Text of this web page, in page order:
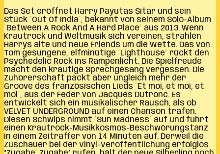
Das Set eröffnet Harry Payutas Sitar und sein
Stück ´Out Of India´, bekannt von seinem Solo-Album
´Between A Rock And A Hard Place´ aus 2013. Wenn
Krautrock und Weltmusik sich vereinen, strahlen
Harrys alte und neue Friends um die Wette. Das von
Tom gesungene, elfminütige ´Lighthouse´ rückt den
Psychedelic Rock ins Rampenlicht. Die Spielfreude
macht den krautige Sprechgesang vergessen. Die
Zuhörerschaft packt aber ungleich mehr der
Groove des französischen Lieds ´Et moi, et moi, et
moi´, aus der Feder von Jacques Dutronc. Es
entwickelt sich ein musikalischer Rausch, als ob
VELVET UNDERGROUND auf einen Chanson träfen.
Diesen Schwips nimmt ´Sun Madness´ auf und führt
einen Krautrock-Musikkosmos-Beschwörungstanz
in einem Zeitraffer von 14 Minuten auf. Derweil die
Zuschauer bei der Vinyl-Veröffentlichung erfolglos